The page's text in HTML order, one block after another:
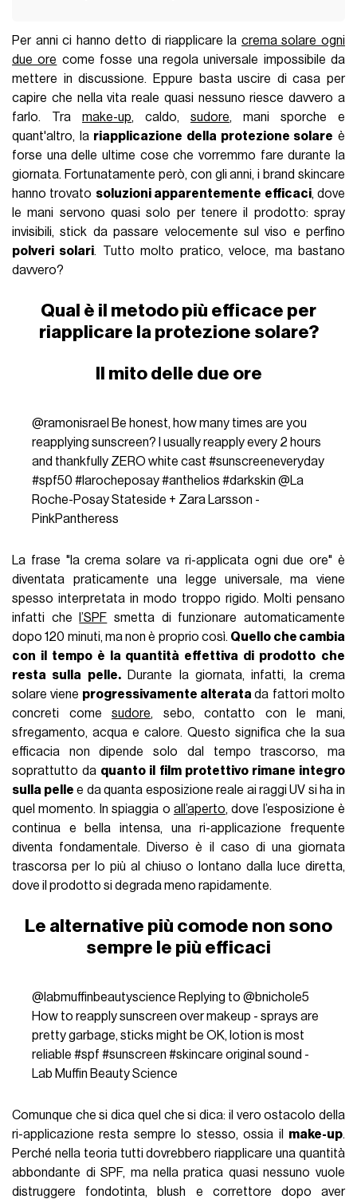
Per anni ci hanno detto di riapplicare la crema solare ogni
due ore come fosse una regola universale impossibile da
mettere in discussione. Eppure basta uscire di casa per
capire che nella vita reale quasi nessuno riesce davvero a
farlo. Tramake-up, caldo, sudore, mani sporche e
quant'altro, la riapplicazione della protezione solare è
forse una delle ultime cose che vorremmo fare durante la
giornata. Fortunatamente però, con gli anni, i brand skincare
hanno trovato soluzioni apparentemente efficaci, dove
le mani servono quasi solo per tenere il prodotto: spray
invisibili, stick da passare velocemente sul viso e perfino
polveri solari. Tutto molto pratico, veloce, ma bastano
davvero?
Qual è il metodo più efficace per
riapplicare la protezione solare?
Il mito delle due ore
@ramonisrael Be honest, how many times are you
reapplying sunscreen? I usually reapply every 2 hours
and thankfully ZERO white cast #sunscreeneveryday
#spf50 #larocheposay#anthelios #darkskin @La
Roche-PosayStateside + Zara Larsson -
PinkPantheress
La frase "la crema solare va ri-applicata ogni due ore" è
diventata praticamente una legge universale, ma viene
spesso interpretata in modo troppo rigido. Molti pensano
infatti che
l’SPF smetta di funzionare automaticamente
dopo 120 minuti, ma non è proprio così. Quello che cambia
con il tempo è la quantità effettiva di prodotto che
resta sulla pelle.Durante la giornata, infatti, la crema
solare viene progressivamente alteratada fattori molto
concreti comesudore, sebo, contatto con le mani,
sfregamento, acqua e calore. Questo significa che la sua
efficacia non dipende solo dal tempo trascorso, ma
soprattutto da quanto il film protettivo rimane integro
sulla pelle e da quanta esposizione reale ai raggi UV si ha in
quel momento. In spiaggia o all’aperto, dove l’esposizione è
continua e bella intensa, una ri-applicazione frequente
diventa fondamentale. Diverso è il caso di una giornata
trascorsa per lo più al chiuso o lontano dalla luce diretta,
dove il prodotto si degrada meno rapidamente.
Le alternative più comode non sono
sempre le più efficaci
@labmuffinbeautyscience Replying to @bnichole5
How to reapply sunscreen over makeup - sprays are
pretty garbage, sticks might be OK, lotion is most
reliable #spf #sunscreen #skincare original sound -
Lab Muffin Beauty Science
Comunque che si dica quel che si dica: il vero ostacolo della
ri-applicazione resta sempre lo stesso, ossia il make-up.
Perché nella teoria tutti dovrebbero riapplicare una quantità
abbondante di SPF, ma nella pratica quasi nessuno vuole
distruggere fondotinta, blush e correttore dopo aver